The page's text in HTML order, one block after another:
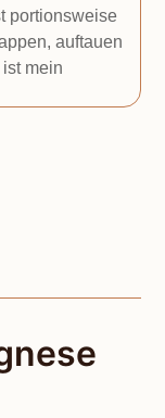
portionsweise
auftauen
mein